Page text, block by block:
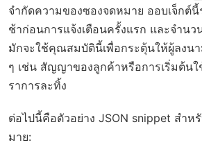
จำกัดความของซองจดหมาย ออบเจ็กต์
ช้าก่อนการแจ้งเตือนครั้งแรก และจำน
มักจะใช้คุณสมบัตินี้เพื่อกระตุ้นให้ผู้ลงน
ๆ เช่น สัญญาของลูกค้าหรือการเริ่มต้น
ราการละทิ้ง
ต่อไปนี้คือตัวอย่าง JSON snippet สำห
มาย: